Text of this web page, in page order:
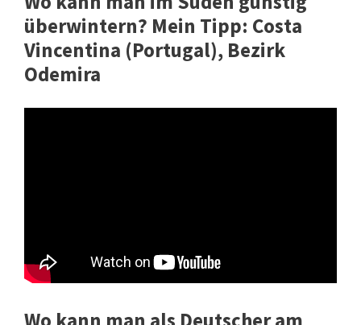
überwintern? Mein Tipp: Costa
Vincentina (Portugal), Bezirk
Odemira
Wo kann man als Deutscher am